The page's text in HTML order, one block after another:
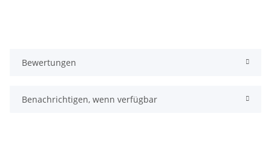
Bewertungen
Benachrichtigen, wenn verfügbar